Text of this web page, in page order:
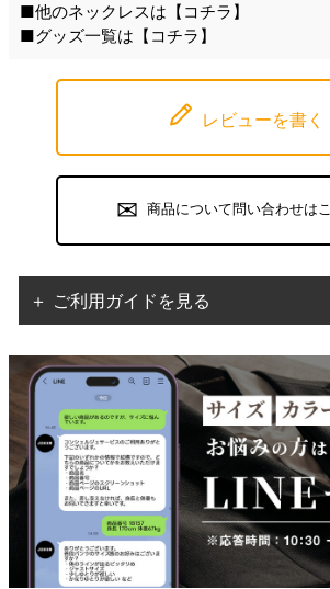
■他のネックレスは【 コチラ 】
■グッズ一覧は【 コチラ 】
レビューを書く
商品について問い合わせは
＋ ご利用ガイドを見る